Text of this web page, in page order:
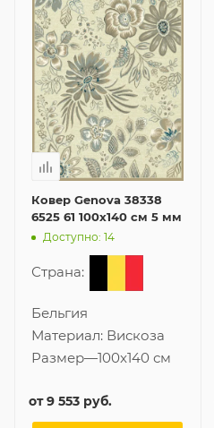
Ковер Genova 38338
6525 61 100x140 см 5 мм
Доступно: 14
Страна:
Бельгия
Материал: Вискоза
Размер—100x140 см
от9 553 руб.